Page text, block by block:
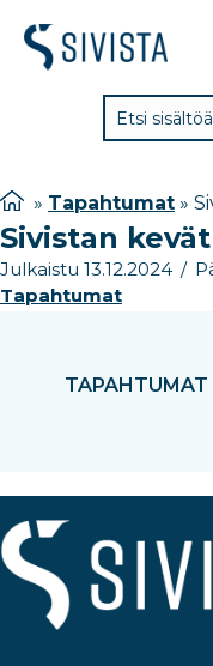
TAPAHTUMAT
» Tapahtumat »
Sivistan
Julkaistu 13.12.2024 /
Tapahtumat